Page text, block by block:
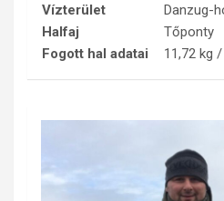
Vízterület
Danzug-
Halfaj
Tőponty
Fogott hal adatai
11,72 kg